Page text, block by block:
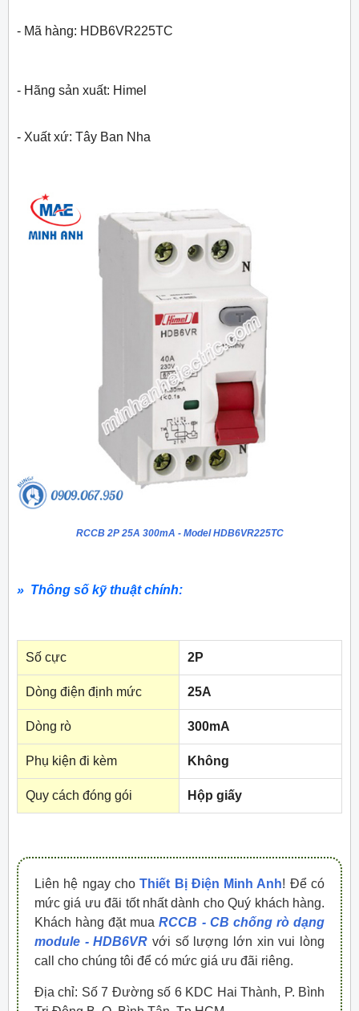
- Mã hàng: HDB6VR225TC
- Hãng sản xuất: Himel
- Xuất xứ: Tây Ban Nha
RCCB 2P 25A 300mA - Model HDB6VR225TC
» Thông số kỹ thuật chính:
Số cực 2P
Dòng điện định mức 25A
Dòng rò 300mA
Phụ kiện đi kèm Không
Quy cách đóng gói Hộp giấy
Liên hệ ngay choThiết Bị Điện Minh Anh! Để có
mức giá ưu đãi tốt nhất dành cho Quý khách hàng.
Khách hàng đặt muaRCCB - CB chống rò dạng
module - HDB6VR với số lượng lớn xin vui lòng
call cho chúng tôi để có mức giá ưu đãi riêng.
Địa chỉ: Số 7 Đường số 6 KDC Hai Thành, P. Bình